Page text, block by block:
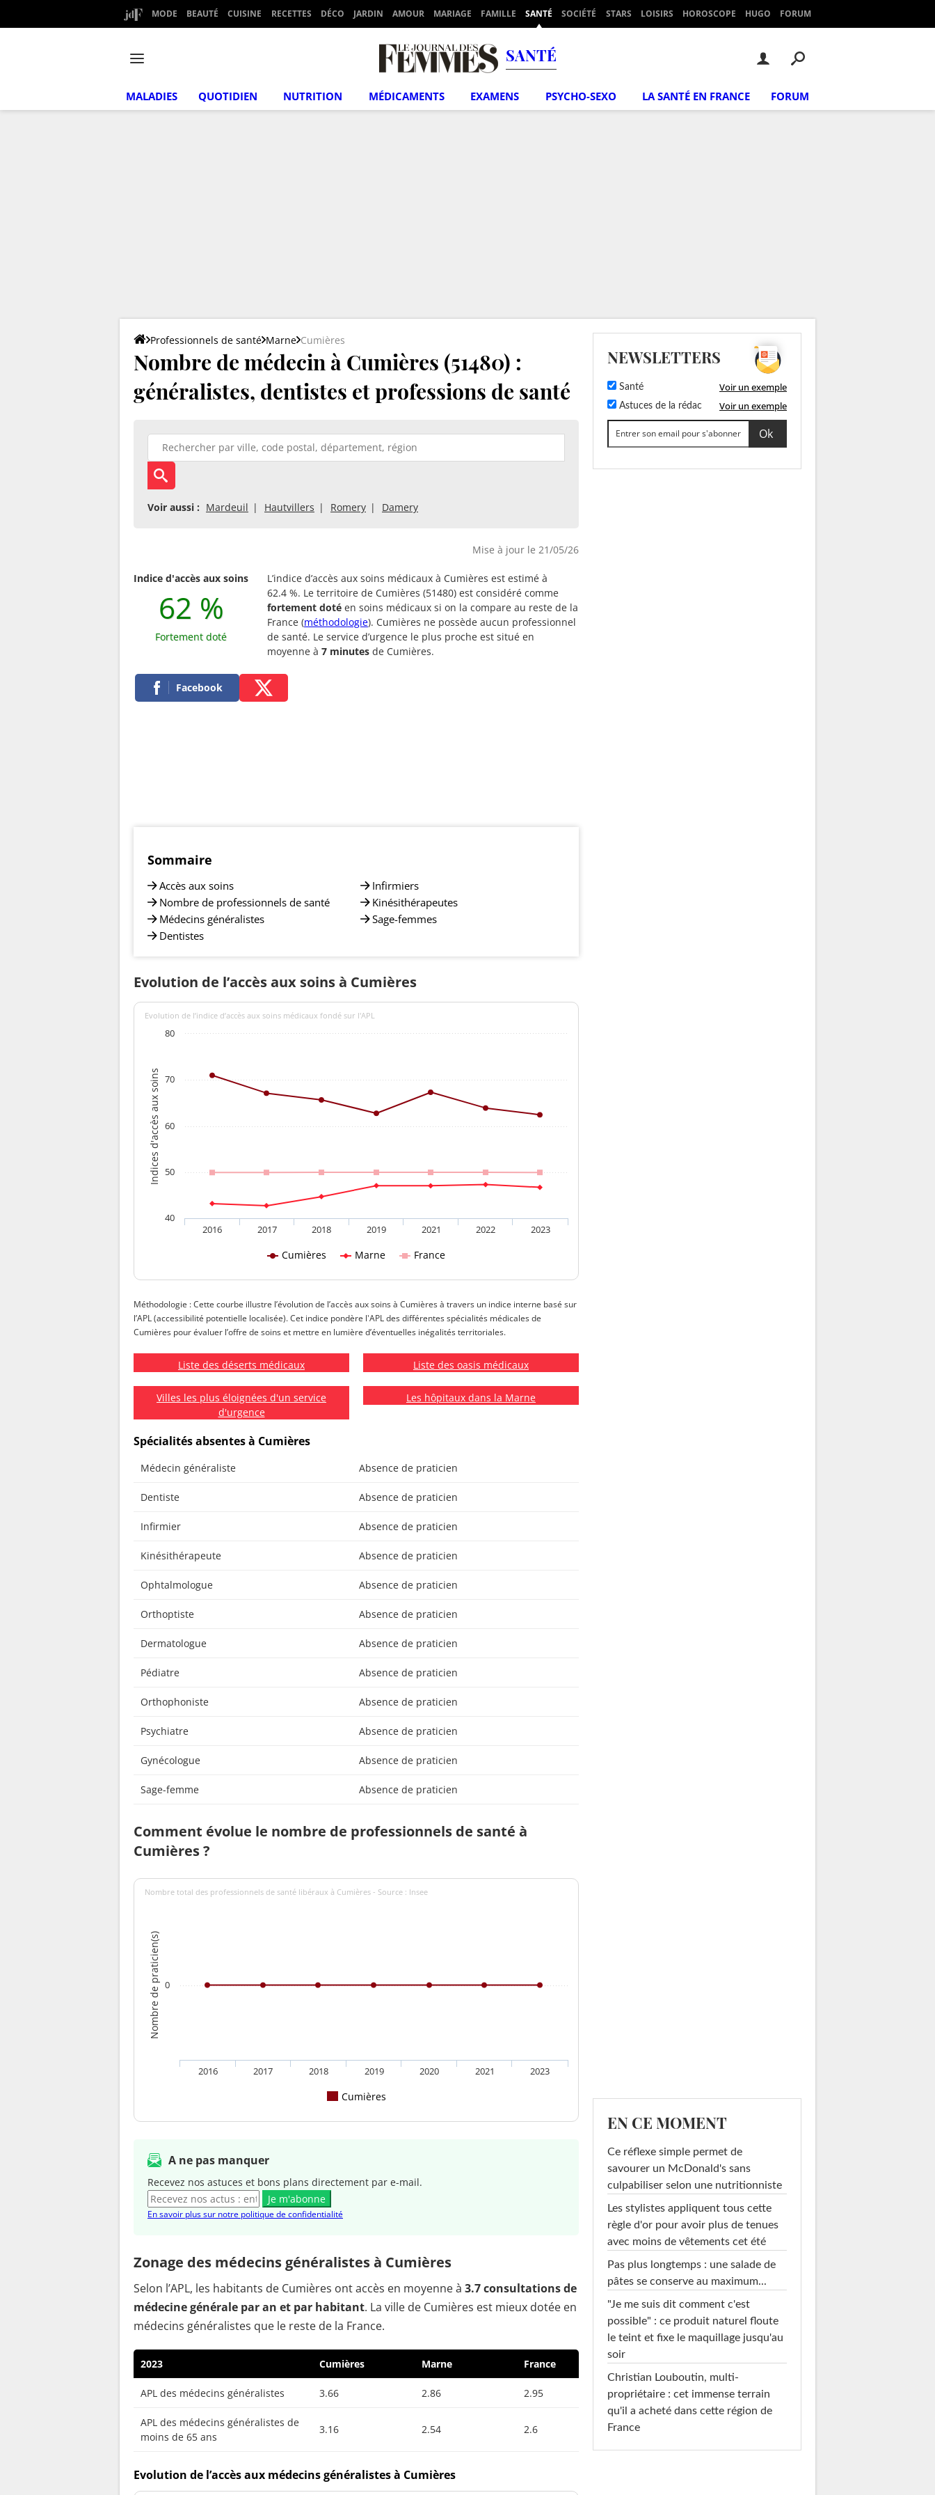
MODE BEAUTÉ CUISINE RECETTES DÉCO JARDIN AMOUR MARIAGE FAMILLE SANTÉ SOCIÉTÉ STARS LOISIRS HOROSCOPE HUGO FORUM
SANTÉ
MALADIES QUOTIDIEN NUTRITION MÉDICAMENTS EXAMENS PSYCHO-SEXO LA SANTÉ EN FRANCE FORUM
Professionnels de santé Marne Cumières
Nombre de médecin à Cumières (51480) :
généralistes, dentistes et professions de santé
Voir aussi : Mardeuil Hautvillers Romery Damery
Mise à jour le 21/05/26
Indice d'accès aux soins
62 %
Fortement doté
L’indice d’accès aux soins médicaux à Cumières est estimé à
62.4 %. Le territoire de Cumières (51480) est considéré comme
fortement doté en soins médicaux si on la compare au reste de la
France (méthodologie). Cumières ne possède aucun professionnel
de santé. Le service d’urgence le plus proche est situé en
moyenne à 7 minutes de Cumières.
Facebook
Sommaire
Accès aux soins
Nombre de professionnels de santé
Médecins généralistes
Dentistes
Infirmiers
Kinésithérapeutes
Sage-femmes
Evolution de l’accès aux soins à Cumières
Indices d'accès aux soins
Evolution de l’indice d’accès aux soins médicaux fondé sur l'APL
Cumières Marne France
2016 2017 2018 2019 2021 2022 2023
40
50
60
70
80
Méthodologie : Cette courbe illustre l’évolution de l’accès aux soins à Cumières à travers un indice interne basé sur
l’APL (accessibilité potentielle localisée). Cet indice pondère l'APL des différentes spécialités médicales de
Cumières pour évaluer l’offre de soins et mettre en lumière d’éventuelles inégalités territoriales.
Liste des déserts médicaux Liste des oasis médicaux
Villes les plus éloignées d'un service
d'urgence
Les hôpitaux dans la Marne
Spécialités absentes à Cumières
Médecin généraliste Absence de praticien
Dentiste Absence de praticien
Infirmier Absence de praticien
Kinésithérapeute Absence de praticien
Ophtalmologue Absence de praticien
Orthoptiste Absence de praticien
Dermatologue Absence de praticien
Pédiatre Absence de praticien
Orthophoniste Absence de praticien
Psychiatre Absence de praticien
Gynécologue Absence de praticien
Sage-femme Absence de praticien
Comment évolue le nombre de professionnels de santé à
Cumières ?
Nombre de praticien(s)
Nombre total des professionnels de santé libéraux à Cumières - Source : Insee
Cumières
2016 2017 2018 2019 2020 2021 2023
0
A ne pas manquer
Recevez nos astuces et bons plans directement par e-mail.
Je m'abonne
En savoir plus sur notre politique de confidentialité
Zonage des médecins généralistes à Cumières
Selon l’APL, les habitants de Cumières ont accès en moyenne à 3.7 consultations de
médecine générale par an et par habitant. La ville de Cumières est mieux dotée en
médecins généralistes que le reste de la France.
2023 Cumières Marne France
APL des médecins généralistes 3.66 2.86 2.95
APL des médecins généralistes de
moins de 65 ans
3.16 2.54 2.6
Evolution de l’accès aux médecins généralistes à Cumières
NEWSLETTERS
Santé Voir un exemple
Astuces de la rédac Voir un exemple
EN CE MOMENT
Ce réflexe simple permet de
savourer un McDonald's sans
culpabiliser selon une nutritionniste
Les stylistes appliquent tous cette
règle d'or pour avoir plus de tenues
avec moins de vêtements cet été
Pas plus longtemps : une salade de
pâtes se conserve au maximum...
"Je me suis dit comment c'est
possible" : ce produit naturel floute
le teint et fixe le maquillage jusqu'au
soir
Christian Louboutin, multi-
propriétaire : cet immense terrain
qu'il a acheté dans cette région de
France